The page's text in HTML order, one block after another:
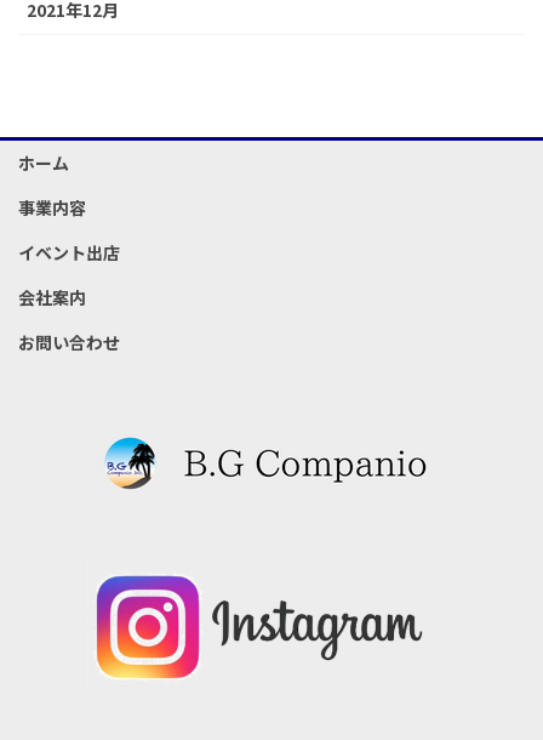
2021年12月
ホーム
事業内容
イベント出店
会社案内
お問い合わせ